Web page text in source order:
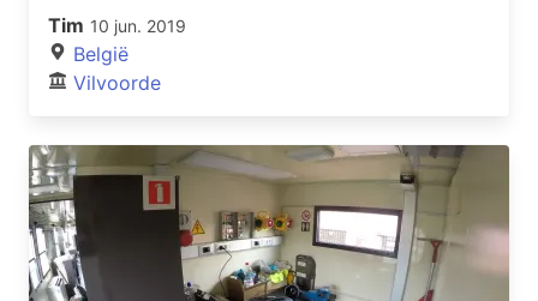
Tim 10 jun. 2019
België
Vilvoorde